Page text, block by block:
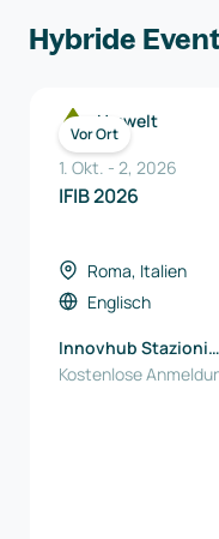
Hybride
Vor Ort
Umwelt
1. Okt. - 2, 2026
IFIB 2026
Roma, Italien
Englisch
Innovhub Stazioni
Sperimentali per
Kostenlose